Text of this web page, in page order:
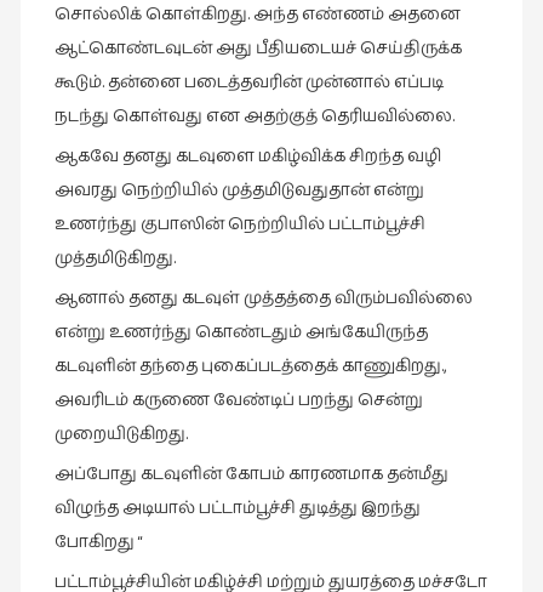
சொல்லிக் கொள்கிறது. அந்த எண்ணம் அதனை
ஆட்கொண்டவுடன் அது பீதியடையச் செய்திருக்க
கூடும். தன்னை படைத்தவரின் முன்னால் எப்படி
நடந்து கொள்வது என அதற்குத் தெரியவில்லை.
ஆகவே தனது கடவுளை மகிழ்விக்க சிறந்த வழி
அவரது நெற்றியில் முத்தமிடுவதுதான் என்று
உணர்ந்து குபாஸின் நெற்றியில் பட்டாம்பூச்சி
முத்தமிடுகிறது.
ஆனால் தனது கடவுள் முத்தத்தை விரும்பவில்லை
என்று உணர்ந்து கொண்டதும் அங்கேயிருந்த
கடவுளின் தந்தை புகைப்படத்தைக் காணுகிறது.,
அவரிடம் கருணை வேண்டிப் பறந்து சென்று
முறையிடுகிறது.
அப்போது கடவுளின் கோபம் காரணமாக தன்மீது
விழுந்த அடியால் பட்டாம்பூச்சி துடித்து இறந்து
போகிறது “
பட்டாம்பூச்சியின் மகிழ்ச்சி மற்றும் துயரத்தை மச்சடோ